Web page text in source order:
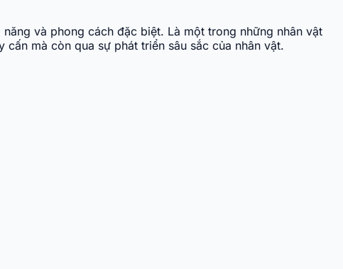
và phong cách đặc biệt. Là một trong những nhân vật
mà còn qua sự phát triển sâu sắc của nhân vật.